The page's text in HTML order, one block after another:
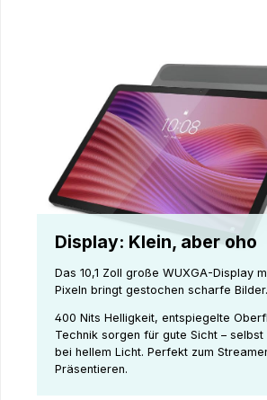
Display: Klein, aber oho
Das 10,1 Zoll große WUXGA-Display
Pixeln bringt gestochen scharfe Bilder.
400 Nits Helligkeit, entspiegelte
Technik sorgen für gute Sicht –
bei hellem Licht. Perfekt zum
Präsentieren.